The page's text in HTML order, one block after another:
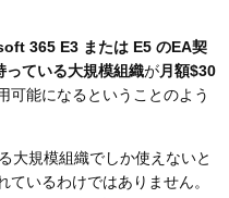
365 E3 または E5 のEA契
っている大規模組織が月額$30
可能になるということのよう
大規模組織でしか使えないと
いるわけではありません。